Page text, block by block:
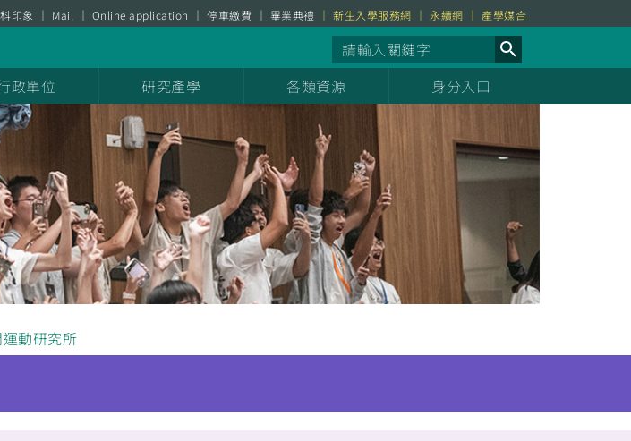
印象 Mail Online application 停車繳費 畢業典禮 新生入學服務網 永續網 產學媒合
政單位 研究產學 各類資源 身分入口
動研究所